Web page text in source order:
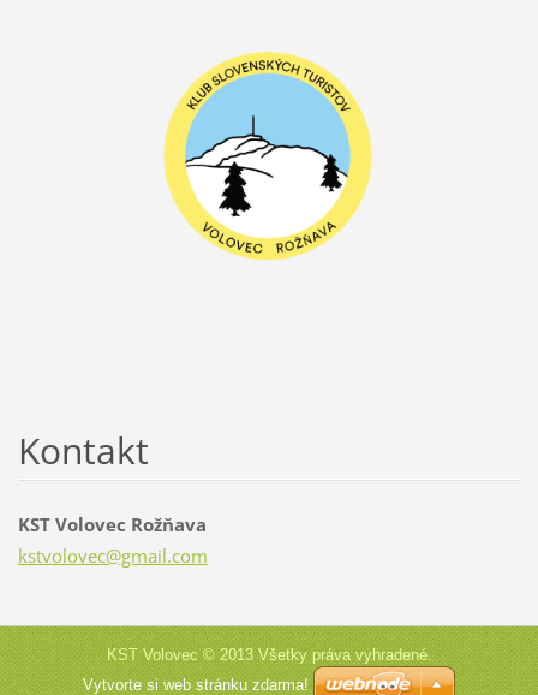
Kontakt
KST Volovec Rožňava
kstvolovec@gmail.com
KST Volovec © 2013 Všetky práva vyhradené.
Vytvorte si web stránku zdarma!